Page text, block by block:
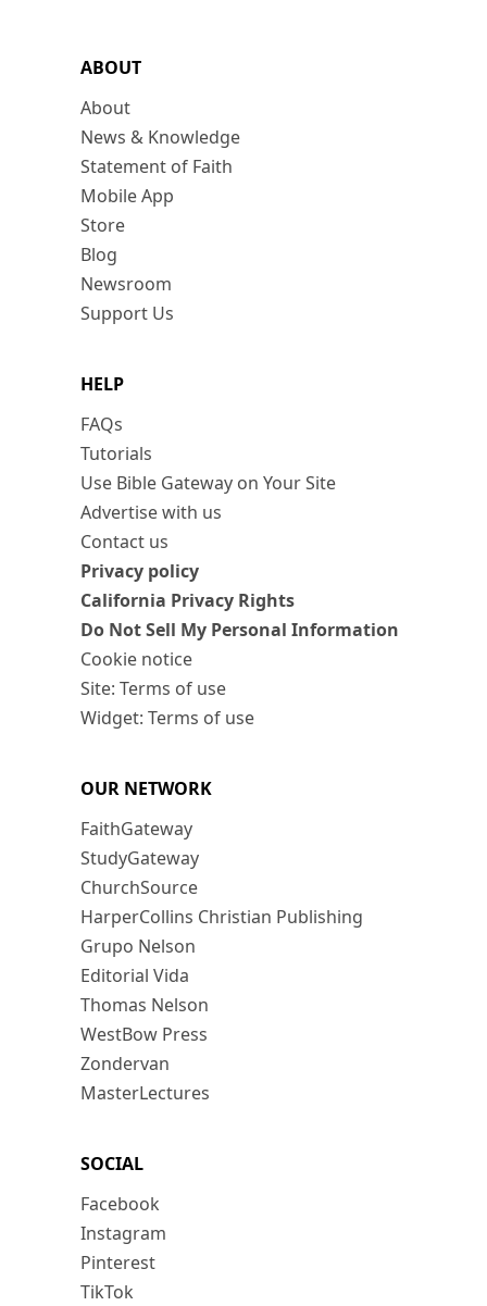
ABOUT
About
News & Knowledge
Statement of Faith
Mobile App
Store
Blog
Newsroom
Support Us
HELP
FAQs
Tutorials
Use Bible Gateway on Your Site
Advertise with us
Contact us
Privacy policy
California Privacy Rights
Do Not Sell My Personal Information
Cookie notice
Site: Terms of use
Widget: Terms of use
OUR NETWORK
FaithGateway
StudyGateway
ChurchSource
HarperCollins Christian Publishing
Grupo Nelson
Editorial Vida
Thomas Nelson
WestBow Press
Zondervan
MasterLectures
SOCIAL
Facebook
Instagram
Pinterest
TikTok